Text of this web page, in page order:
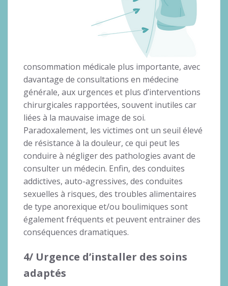
consommation médicale plus importante, avec
davantage de consultations en médecine
générale, aux urgences et plus d’interventions
chirurgicales rapportées, souvent inutiles car
liées à la mauvaise image de soi.
Paradoxalement, les victimes ont un seuil élevé
de résistance à la douleur, ce qui peut les
conduire à négliger des pathologies avant de
consulter un médecin. Enfin, des conduites
addictives, auto-agressives, des conduites
sexuelles à risques, des troubles alimentaires
de type anorexique et/ou boulimiques sont
également fréquents et peuvent entrainer des
conséquences dramatiques.
4/ Urgence d’installer des soins
adaptés